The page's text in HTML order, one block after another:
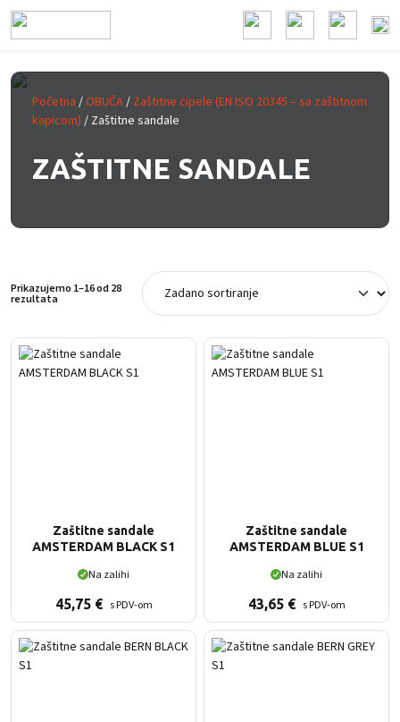
Prijeđi na glavni sadržaj
Početna /OBUĆA/ Zaštitne cipele (EN ISO 20345 – sa zaštitnom
kapicom) / Zaštitne sandale
ZAŠTITNE SANDALE
Prikazujemo 1–16 od 28
rezultata
Zaštitne sandale
AMSTERDAM BLACK S1
Na zalihi
45,75 € s PDV-om
Zaštitne sandale
AMSTERDAM BLUE S1
Na zalihi
43,65 € s PDV-om